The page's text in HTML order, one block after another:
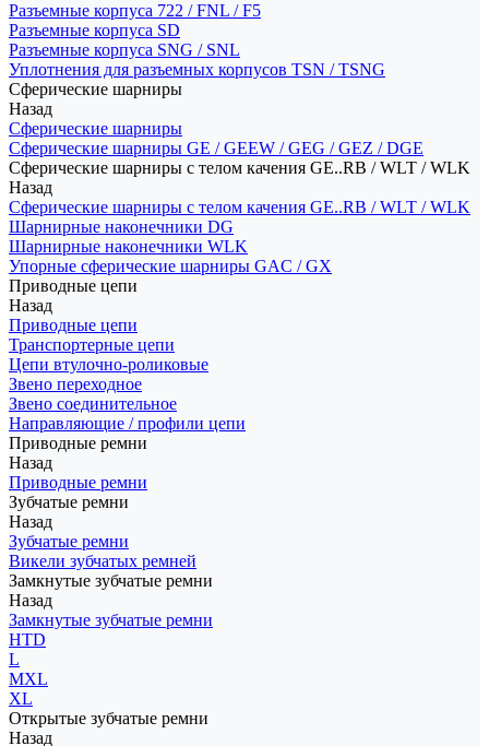
Разъемные корпуса 722 / FNL / F5
Разъемные корпуса SD
Разъемные корпуса SNG / SNL
Уплотнения для разъемных корпусов TSN / TSNG
Сферические шарниры
Назад
Сферические шарниры
Сферические шарниры GE / GEEW / GEG / GEZ / DGE
Сферические шарниры с телом качения GE..RB / WLT / WLK
Назад
Сферические шарниры с телом качения GE..RB / WLT / WLK
Шарнирные наконечники DG
Шарнирные наконечники WLK
Упорные сферические шарниры GAC / GX
Приводные цепи
Назад
Приводные цепи
Транспортерные цепи
Цепи втулочно-роликовые
Звено переходное
Звено соединительное
Направляющие / профили цепи
Приводные ремни
Назад
Приводные ремни
Зубчатые ремни
Назад
Зубчатые ремни
Викели зубчатых ремней
Замкнутые зубчатые ремни
Назад
Замкнутые зубчатые ремни
HTD
L
MXL
XL
Открытые зубчатые ремни
Назад